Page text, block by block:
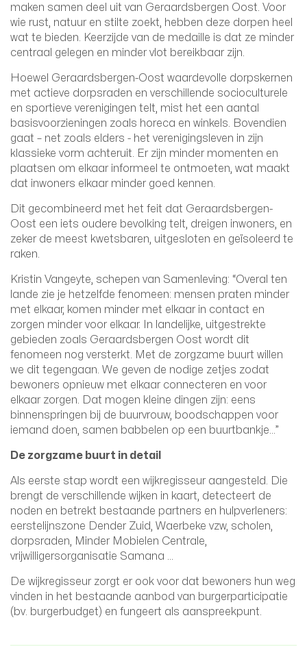
maken samen deel uit van Geraardsbergen Oost. Voor
wie rust, natuur en stilte zoekt, hebben deze dorpen heel
wat te bieden. Keerzijde van de medaille is dat ze minder
centraal gelegen en minder vlot bereikbaar zijn.
Hoewel Geraardsbergen-Oost waardevolle dorpskernen
met actieve dorpsraden en verschillende socioculturele
en sportieve verenigingen telt, mist het een aantal
basisvoorzieningen zoals horeca en winkels. Bovendien
gaat – net zoals elders - het verenigingsleven in zijn
klassieke vorm achteruit. Er zijn minder momenten en
plaatsen om elkaar informeel te ontmoeten, wat maakt
dat inwoners elkaar minder goed kennen.
Dit gecombineerd met het feit dat Geraardsbergen-
Oost een iets oudere bevolking telt, dreigen inwoners, en
zeker de meest kwetsbaren, uitgesloten en geïsoleerd te
raken.
Kristin Vangeyte, schepen van Samenleving: “Overal ten
lande zie je hetzelfde fenomeen: mensen praten minder
met elkaar, komen minder met elkaar in contact en
zorgen minder voor elkaar. In landelijke, uitgestrekte
gebieden zoals Geraardsbergen Oost wordt dit
fenomeen nog versterkt. Met de zorgzame buurt willen
we dit tegengaan. We geven de nodige zetjes zodat
bewoners opnieuw met elkaar connecteren en voor
elkaar zorgen. Dat mogen kleine dingen zijn: eens
binnenspringen bij de buurvrouw, boodschappen voor
iemand doen, samen babbelen op een buurtbankje…”
De zorgzame buurt in detail
Als eerste stap wordt een wijkregisseur aangesteld. Die
brengt de verschillende wijken in kaart, detecteert de
noden en betrekt bestaande partners en hulpverleners:
eerstelijnszone Dender Zuid, Waerbeke vzw, scholen,
dorpsraden, Minder Mobielen Centrale,
vrijwilligersorganisatie Samana …
De wijkregisseur zorgt er ook voor dat bewoners hun weg
vinden in het bestaande aanbod van burgerparticipatie
(bv. burgerbudget) en fungeert als aanspreekpunt.